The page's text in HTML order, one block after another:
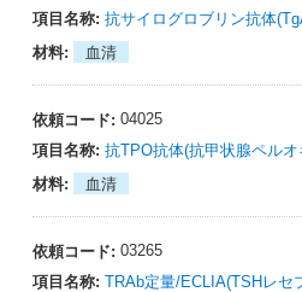
抗サイログロブリン抗体
血清
04025
抗TPO抗体(抗甲状腺ペル
血清
03265
TRAb定量/ECLIA(TSHレセ